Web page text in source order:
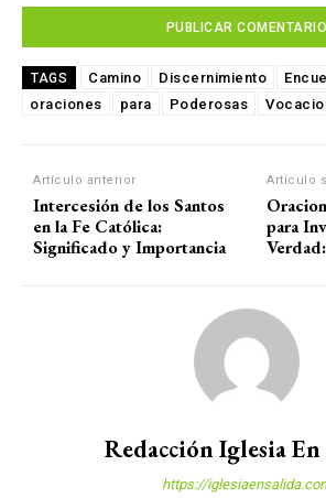
TAGS Camino Discernimiento
oraciones
para Poderosas
Artículo anterior
Intercesión de los Santos
en la Fe Católica:
Significado y Importancia
Artículo
para
Redacción Iglesia
https://